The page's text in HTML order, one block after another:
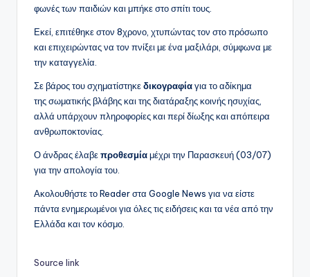
φωνές των παιδιών και μπήκε στο σπίτι τους.
Εκεί, επιτέθηκε στον 8χρονο, χτυπώντας τον στο πρόσωπο
και επιχειρώντας να τον πνίξει με ένα μαξιλάρι, σύμφωνα με
την καταγγελία.
Σε βάρος του σχηματίστηκεδικογραφίαγια το αδίκημα
της σωματικής βλάβης και της διατάραξης κοινής ησυχίας,
αλλά υπάρχουν πληροφορίες και περί δίωξης και απόπειρα
ανθρωποκτονίας.
Ο άνδρας έλαβεπροθεσμίαμέχρι την Παρασκευή (03/07)
για την απολογία του.
Ακολουθήστε το Reader στα Google News για να είστε
πάντα ενημερωμένοι για όλες τις ειδήσεις και τα νέα από την
Ελλάδα και τον κόσμο.
Source link